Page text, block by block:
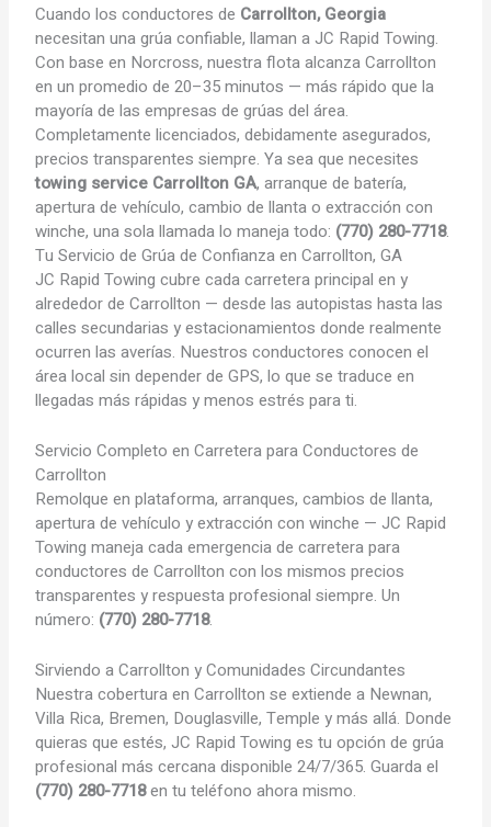
Cuando los conductores de Carrollton, Georgia
necesitan una grúa confiable, llaman a JC Rapid Towing.
Con base en Norcross, nuestra flota alcanza Carrollton
en un promedio de 20–35 minutos — más rápido que la
mayoría de las empresas de grúas del área.
Completamente licenciados, debidamente asegurados,
precios transparentes siempre. Ya sea que necesites
towing service Carrollton GA, arranque de batería,
apertura de vehículo, cambio de llanta o extracción con
winche, una sola llamada lo maneja todo: (770) 280-7718.
Tu Servicio de Grúa deConfianza en Carrollton, GA
JC Rapid Towing cubre cada carretera principal en y
alrededor de Carrollton — desde las autopistas hasta las
calles secundarias y estacionamientos donde realmente
ocurren las averías. Nuestros conductores conocen el
área local sin depender de GPS, lo que se traduce en
llegadas más rápidas y menos estrés para ti.
Servicio Completo en Carretera para Conductores de
Carrollton
Remolque en plataforma, arranques, cambios de llanta,
apertura de vehículo y extracción con winche — JC Rapid
Towing maneja cada emergencia de carretera para
conductores de Carrollton con los mismos precios
transparentes y respuesta profesional siempre. Un
número: (770) 280-7718.
Sirviendo a Carrollton y Comunidades Circundantes
Nuestra cobertura en Carrollton se extiende a Newnan,
Villa Rica, Bremen, Douglasville, Temple y más allá. Donde
quieras que estés, JC Rapid Towing es tu opción de grúa
profesional más cercana disponible 24/7/365. Guarda el
(770) 280-7718en tu teléfono ahora mismo.